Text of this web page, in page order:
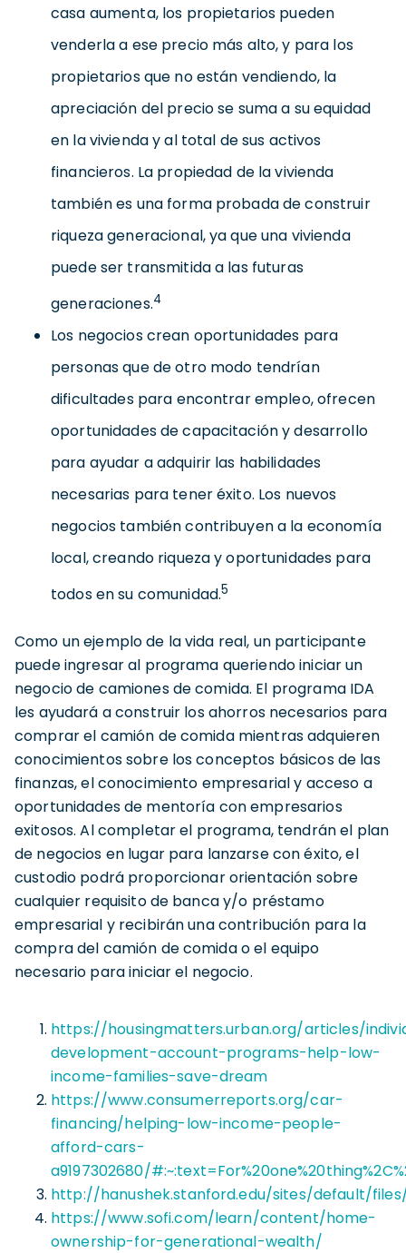
casa aumenta, los propietarios pueden
venderla a ese precio más alto, y para los
propietarios que no están vendiendo, la
apreciación del precio se suma a su equidad
en la vivienda y al total de sus activos
financieros. La propiedad de la vivienda
también es una forma probada de construir
riqueza generacional, ya que una vivienda
puede ser transmitida a las futuras
generaciones.4
Los negocios crean oportunidades para
personas que de otro modo tendrían
dificultades para encontrar empleo, ofrecen
oportunidades de capacitación y desarrollo
para ayudar a adquirir las habilidades
necesarias para tener éxito. Los nuevos
negocios también contribuyen a la economía
local, creando riqueza y oportunidades para
todos en su comunidad.5
Como un ejemplo de la vida real, un participante
puede ingresar al programa queriendo iniciar un
negocio de camiones de comida. El programa IDA
les ayudará a construir los ahorros necesarios para
comprar el camión de comida mientras adquieren
conocimientos sobre los conceptos básicos de las
finanzas, el conocimiento empresarial y acceso a
oportunidades de mentoría con empresarios
exitosos. Al completar el programa, tendrán el plan
de negocios en lugar para lanzarse con éxito, el
custodio podrá proporcionar orientación sobre
cualquier requisito de banca y/o préstamo
empresarial y recibirán una contribución para la
compra del camión de comida o el equipo
necesario para iniciar el negocio.
https://housingmatters.urban.org/articles/
development-account-programs-help-low-
income-families-save-dream
https://www.consumerreports.org/car-
financing/helping-low-income-people-
afford-cars-
a9197302680/
http://hanushek.stanford.edu/sites/default/files/
https://www.sofi.com/learn/content/home-
ownership-for-generational-wealth/